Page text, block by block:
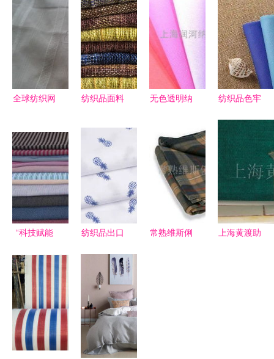
全球纺织网
年中国纺织
品博览会组
织奖，助力
针织品原料
批发新辉煌
纺织品面料
聚焦针织品
无色透明纳
抗菌剂
Silvadur
ET 纺织科
技的新篇章
纺织品色牢
批发中的关
“科技赋能
带你走进神
奇的功能性
纺织品世
界”,
纺织品出口
元素能否打
动海外市
场？
常熟维斯俐
上海黄渡助